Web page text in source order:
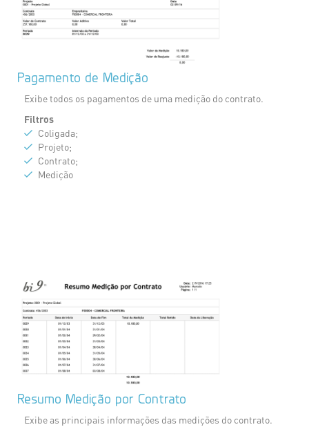
Pagamento de Medição
Exibe todos os pagamentos de uma medição do contrato.
Filtros
Coligada;
Projeto;
Contrato;
Medição
Resumo Medição por Contrato
Exibe as principais informações das medições do contrato.